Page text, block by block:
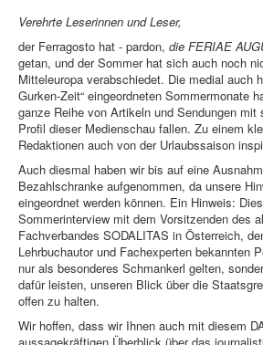
Verehrte Leserinnen und Leser,
der Ferragosto hat - pardon, die FERIAE
getan, und der Sommer hat sich auch noch
Mitteleuropa verabschiedet. Die medial auch
Gurken-Zeit“ eingeordneten Sommermonate
ganze Reihe von Artikeln und Sendungen
Profil dieser Medienschau fallen. Zu einem
Redaktionen auch von der Urlaubssaison
Auch diesmal haben wir bis auf eine
Bezahlschranke aufgenommen, da unsere
eingeordnet werden können. Ein Hinweis:
Sommerinterview mit dem Vorsitzenden des
Fachverbandes SODALITAS in Österreich,
Lehrbuchautor und Fachexperten bekannten
nur als besonderes Schmankerl gelten,
dafür leisten, unseren Blick über die
offen zu halten.
Wir hoffen, dass wir Ihnen auch mit diesem